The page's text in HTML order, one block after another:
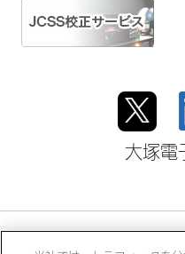
大塚電
大塚ホ